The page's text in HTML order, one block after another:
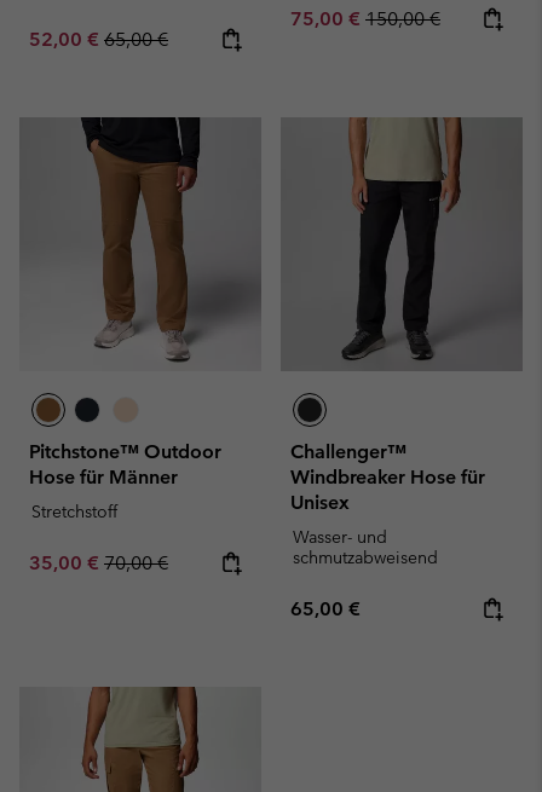
Sale price:
52,00 € Regular price:
65,00 €
Sale price:
75,00 € Regular price:
150,00 €
Pitchstone™ Outdoor
Hose für Männer
Stretchstoff
Sale price:
35,00 € Regular price:
70,00 €
Challenger™
Windbreaker Hose für
Unisex
Wasser- und
schmutzabweisend
Regular price:
65,00 €